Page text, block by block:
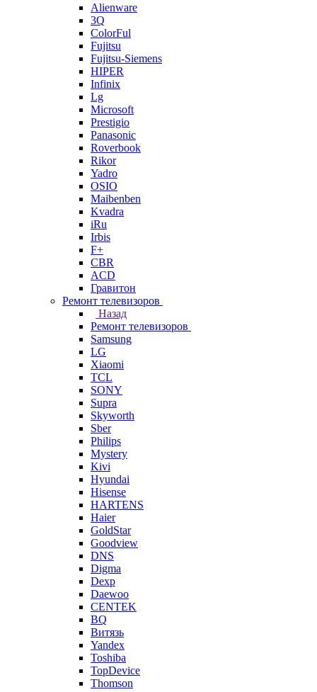
Alienware
3Q
ColorFul
Fujitsu
Fujitsu-Siemens
HIPER
Infinix
Lg
Microsoft
Prestigio
Panasonic
Roverbook
Rikor
Yadro
OSIO
Maibenben
Kvadra
iRu
Irbis
F+
CBR
ACD
Гравитон
Ремонт телевизоров
Назад
Ремонт телевизоров
Samsung
LG
Xiaomi
TCL
SONY
Supra
Skyworth
Sber
Philips
Mystery
Kivi
Hyundai
Hisense
HARTENS
Haier
GoldStar
Goodview
DNS
Digma
Dexp
Daewoo
CENTEK
BQ
Витязь
Yandex
Toshiba
TopDevice
Thomson